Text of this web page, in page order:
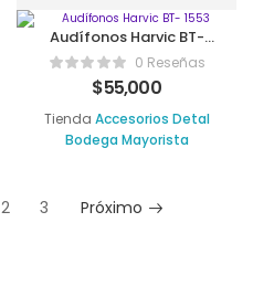
Audífonos Harvic BT-
15530 Reseñas
$55,000
Tienda Accesorios Detal
Bodega Mayorista
2 3 Próximo